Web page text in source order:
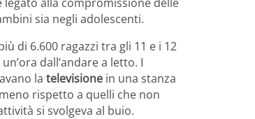
sia negli adolescenti.
di 6.600 ragazzi tra gli 11 e i 12
dall’andare a letto. I
la televisione in una stanza
rispetto a quelli che non
si svolgeva al buio.